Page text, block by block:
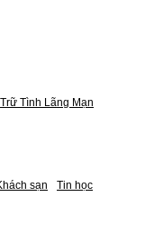
Trữ Tình Lãng Mạn
sạn Tin học